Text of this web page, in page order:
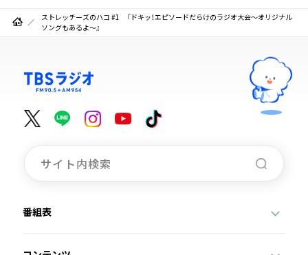
ストレッチーズのハコ #1 『ドキッ！エピソードだらけのラジオ大会～オリジナル
ソングもあるよ～』
番組表